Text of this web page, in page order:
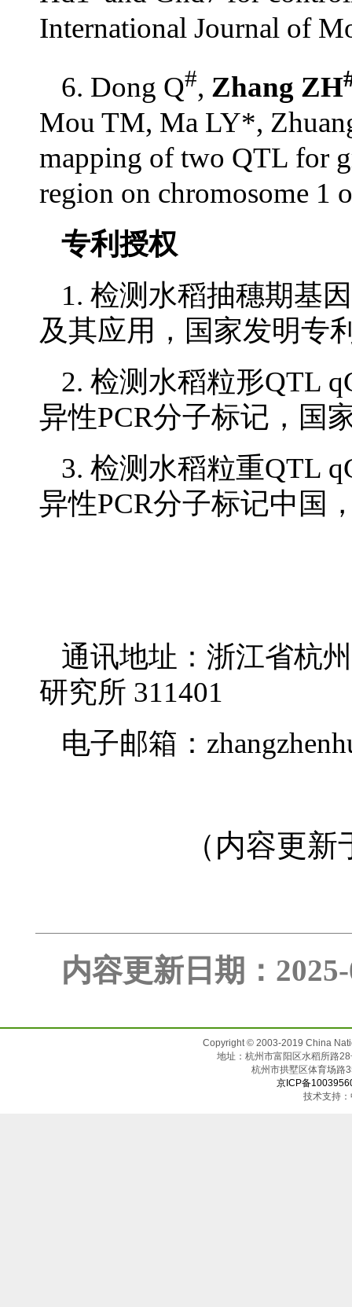
International Journal of
6. Dong Q#, Zhang ZH
Mou TM, Ma LY*,
mapping of two QTL for
region on chromosome 1
专利授权
1. 检测水稻抽穗期基
及其应用，国家发明专
2. 检测水稻粒形QTL
异性PCR分子标记，国
3. 检测水稻粒重QTL
异性PCR分子标记中国
通讯地址：浙江省杭
研究所 311401
电子邮箱：
（内容更
内容更新日期：
Copyright © 2003-2019 China
地址：杭州市富阳区水稻所路
杭州市拱墅区体
京ICP备
技术支持